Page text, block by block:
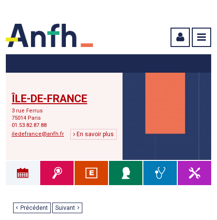
ÎLE-DE-FRANCE
3 rue Ferrus
75014 Paris
01.53.82.87.88
iledefrance@anfh.fr
En savoir plus
Précédent Suivant